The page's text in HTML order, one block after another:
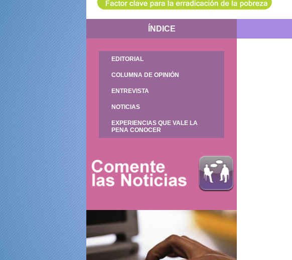
ÍNDICE
EDITORIAL
COLUMNA DE OPINIÓN
ENTREVISTA
NOTICIAS
EXPERIENCIAS QUE VALE LA
PENA CONOCER